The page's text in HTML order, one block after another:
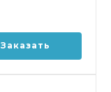
Заказать